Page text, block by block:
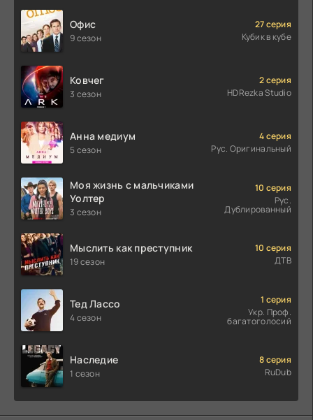
Офис
9 сезон
27 серия
Кубик в кубе
Ковчег
3 сезон
2 серия
HDRezka Studio
Анна медиум
5 сезон
4 серия
Рус. Оригинальный
Моя жизнь с мальчиками
Уолтер
3 сезон
10 серия
Рус.
Дублированный
Мыслить как преступник
19 сезон
10 серия
ДТВ
Тед Лассо
4 сезон
1 серия
Укр. Проф.
багатоголосий
Наследие
1 сезон
8 серия
RuDub